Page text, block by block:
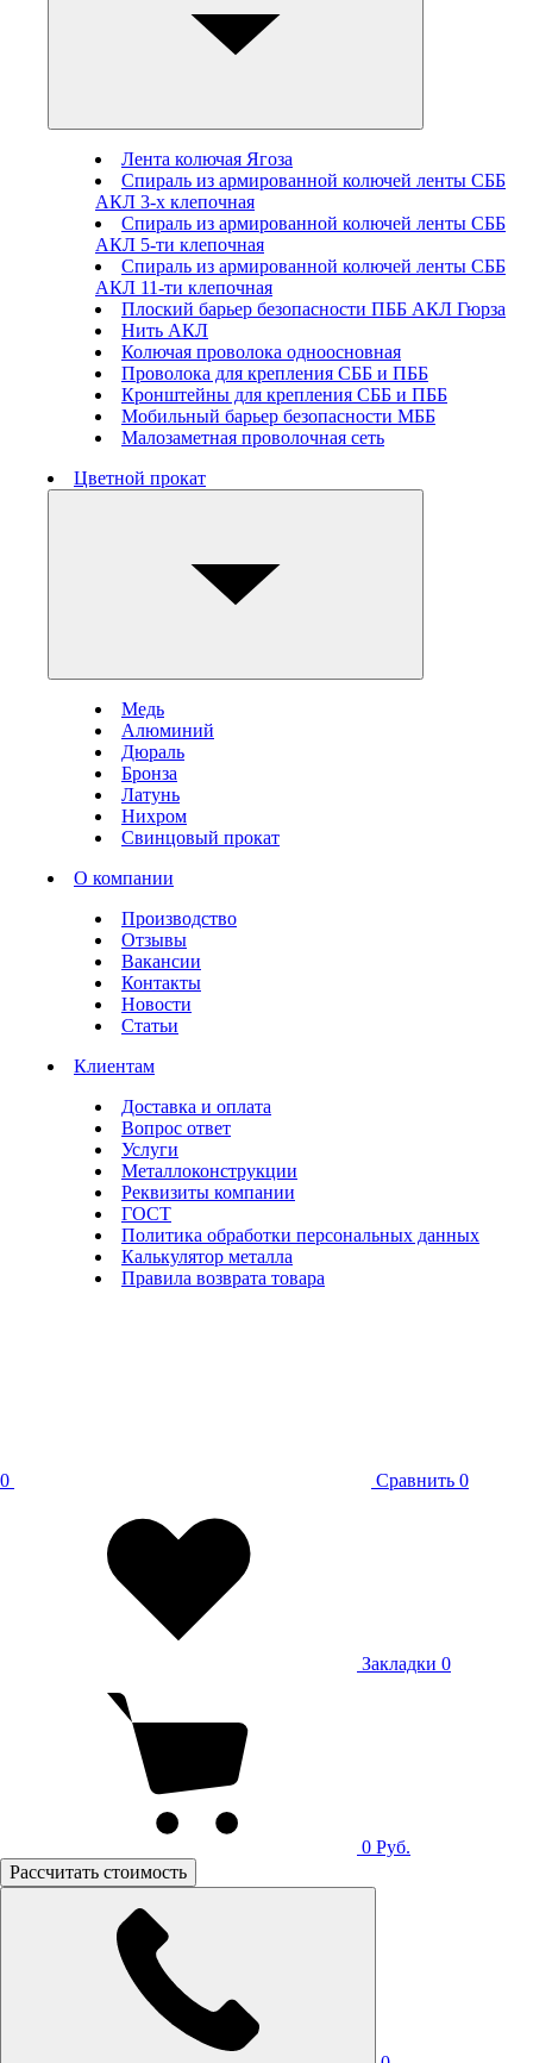
Лента колючая Ягоза
Спираль из армированной колючей ленты СББ
АКЛ 3-х клепочная
Спираль из армированной колючей ленты СББ
АКЛ 5-ти клепочная
Спираль из армированной колючей ленты СББ
АКЛ 11-ти клепочная
Плоский барьер безопасности ПББ АКЛ Гюрза
Нить АКЛ
Колючая проволока одноосновная
Проволока для крепления СББ и ПББ
Кронштейны для крепления СББ и ПББ
Мобильный барьер безопасности МББ
Малозаметная проволочная сеть
Цветной прокат
Медь
Алюминий
Дюраль
Бронза
Латунь
Нихром
Свинцовый прокат
О компании
Производство
Отзывы
Вакансии
Контакты
Новости
Статьи
Клиентам
Доставка и оплата
Вопрос ответ
Услуги
Металлоконструкции
Реквизиты компании
ГОСТ
Политика обработки персональных данных
Калькулятор металла
Правила возврата товара
0 Сравнить 0
Закладки 0
0 Руб.
Рассчитать стоимость